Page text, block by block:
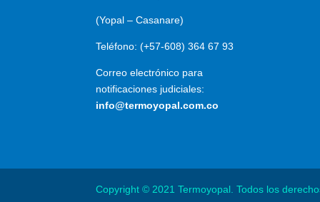
(Yopal – Casanare)
Teléfono: (+57-608) 364 67 93
Correo electrónico para
notificaciones judiciales:
info@termoyopal.com.co
Copyright © 2021 Termoyopal. Todos los